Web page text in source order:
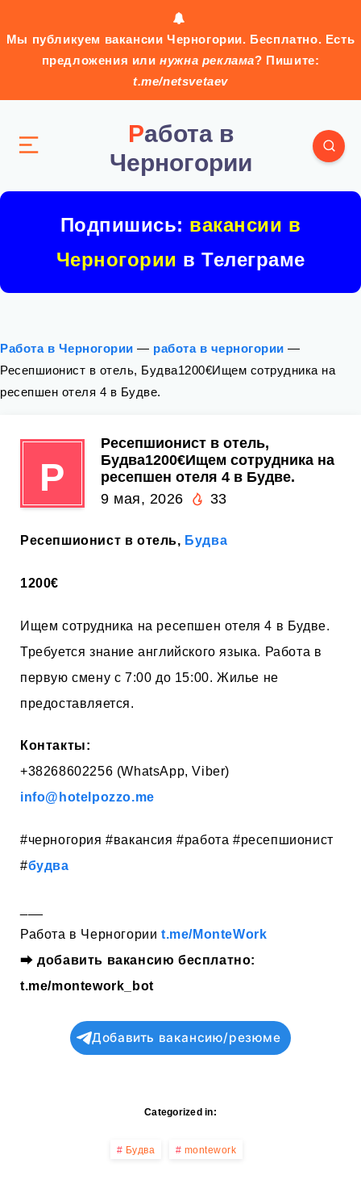
Мы публикуем вакансии Черногории. Бесплатно. Есть
предложения илинужна реклама? Пишите:
t.me/netsvetaev
Работа в
Черногории
Подпишись: вакансии в
Черногории в Телеграме
Работа в Черногории — работа в черногории —
Ресепшионист в отель, Будва1200€Ищем сотрудника на
ресепшен отеля 4 в Будве.
Р
Ресепшионист в отель,
Будва1200€Ищем сотрудника на
ресепшен отеля 4 в Будве.
9 мая, 2026
33
Ресепшионист в отель, Будва
1200€
Ищем сотрудника на ресепшен отеля 4 в Будве.
Требуется знание английского языка. Работа в
первую смену с 7:00 до 15:00. Жилье не
предоставляется.
Контакты:
+38268602256 (WhatsApp, Viber)
info@hotelpozzo.me
#черногория #вакансия #работа #ресепшионист
#будва
Работа в Черногории t.me/MonteWork
⮕добавить вакансию бесплатно:
t.me/montework_bot
Добавить вакансию/резюме
Categorized in:
Будва montework